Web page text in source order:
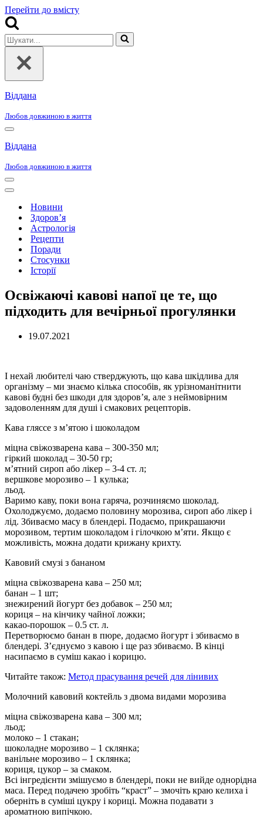
Перейти до вмісту
Шукати...
Віддана
Любов довжиною в життя
Меню
навігації
Віддана
Любов довжиною в життя
Меню
навігації
Меню
навігаціїНовини
Здоров’я
Астрологія
Рецепти
Поради
Стосунки
Історії
Освіжаючі кавові напої це те, що
підходить для вечірньої прогулянки
19.07.2021
І нехай любителі чаю стверджують, що кава шкідлива для
організму – ми знаємо кілька способів, як урізноманітнити
кавові будні без шкоди для здоров’я, але з неймовірним
задоволенням для душі і смакових рецепторів.
Кава гляссе з м’ятою і шоколадом
міцна свіжозварена кава – 300-350 мл;
гіркий шоколад – 30-50 гр;
м’ятний сироп або лікер – 3-4 ст. л;
вершкове морозиво – 1 кулька;
льод.
Варимо каву, поки вона гаряча, розчиняємо шоколад.
Охолоджуємо, додаємо половину морозива, сироп або лікер і
лід. Збиваємо масу в блендері. Подаємо, прикрашаючи
морозивом, тертим шоколадом і гілочкою м’яти. Якщо є
можливість, можна додати крижану крихту.
Кавовий смузі з бананом
міцна свіжозварена кава – 250 мл;
банан – 1 шт;
знежирений йогурт без добавок – 250 мл;
кориця – на кінчику чайної ложки;
какао-порошок – 0.5 ст. л.
Перетворюємо банан в пюре, додаємо йогурт і збиваємо в
блендері. З’єднуємо з кавою і ще раз збиваємо. В кінці
насипаємо в суміш какао і корицю.
Читайте також: Метод прасування речей для лінивих
Молочний кавовий коктейль з двома видами морозива
міцна свіжозварена кава – 300 мл;
льод;
молоко – 1 стакан;
шоколадне морозиво – 1 склянка;
ванільне морозиво – 1 склянка;
кориця, цукор – за смаком.
Всі інгредієнти змішуємо в блендері, поки не вийде однорідна
маса. Перед подачею зробіть “краст” – змочіть краю келиха і
оберніть в суміші цукру і кориці. Можна подавати з
ароматною випічкою.